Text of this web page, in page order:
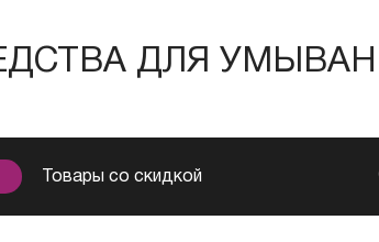
ДЛЯ
Товары со скидкой